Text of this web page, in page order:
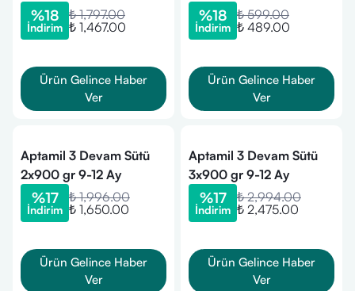
%18
İndirim
₺ 1,797.00
₺ 1,467.00
Ürün Gelince Haber
Ver
%18
İndirim
₺ 599.00
₺ 489.00
Ürün Gelince Haber
Ver
Aptamil 3 Devam Sütü
2x900 gr 9-12 Ay
%17
İndirim
₺ 1,996.00
₺ 1,650.00
Ürün Gelince Haber
Ver
Aptamil 3 Devam Sütü
3x900 gr 9-12 Ay
%17
İndirim
₺ 2,994.00
₺ 2,475.00
Ürün Gelince Haber
Ver